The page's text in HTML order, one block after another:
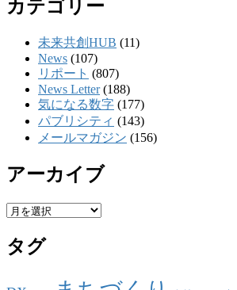
カテゴリー
未来共創HUB (11)
News (107)
リポート (807)
News Letter(188)
気になる数字 (177)
パブリシティ (143)
メールマガジン (156)
アーカイブ
ア
カ
イ
タグ